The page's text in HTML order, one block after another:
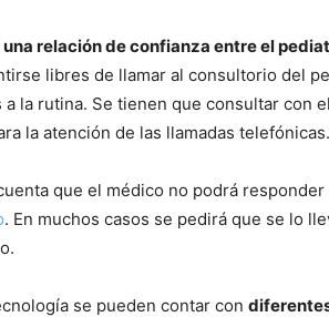
relación de confianza entre el
libres de llamar al consultorio del
la rutina. Se tienen que consultar con
la atención de las llamadas telefónicas.
que el médico no podrá
. En muchos casos se pedirá que se lo
se pueden contar con